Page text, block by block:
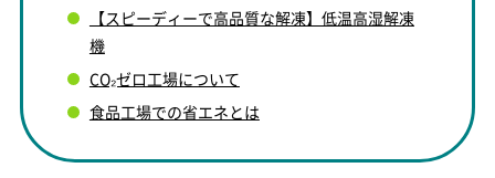
【スピーディーで高品質な解凍】低温高湿解凍
機
CO₂ゼロ工場について
食品工場での省エネとは